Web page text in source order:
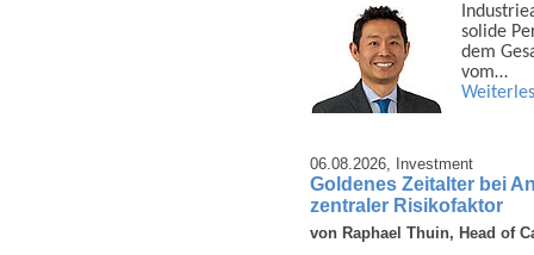
solide
dem
vom…
06.08.2026, Investment
Goldenes Zeitalter bei
zentraler Risikofaktor
von Raphael Thuin, Head of